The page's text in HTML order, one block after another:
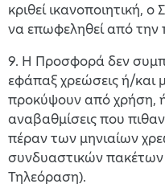
κριθεί ικανοποιητική,
να επωφεληθεί από
9. Η Προσφορά δεν
εφάπαξ χρεώσεις ή/και
προκύψουν από χρήση,
αναβαθμίσεις που
πέραν των μηνιαίων
συνδυαστικών
Τηλεόραση).